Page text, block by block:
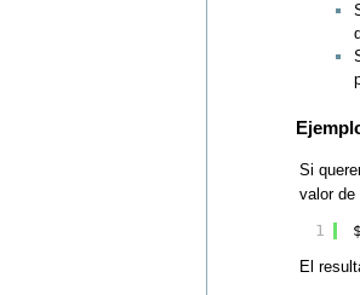
Si
valor de
1
El